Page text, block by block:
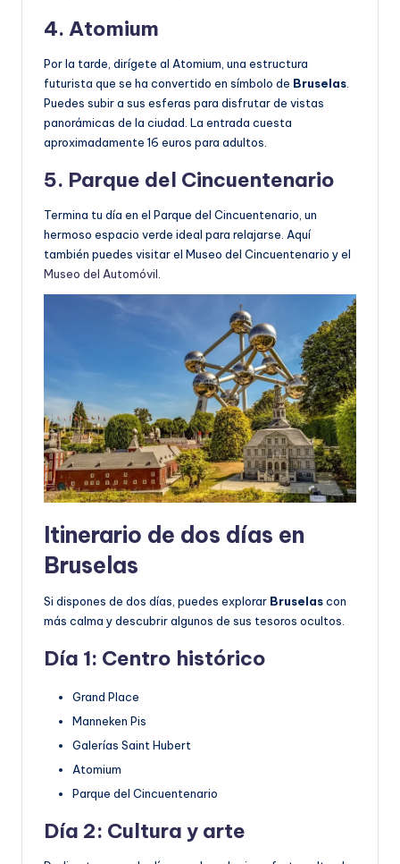
4. Atomium
Por la tarde, dirígete al Atomium, una estructura
futurista que se ha convertido en símbolo de Bruselas
Puedes subir a sus esferas para disfrutar de vistas
panorámicas de la ciudad. La entrada cuesta
aproximadamente 16 euros para adultos.
5. Parque del Cincuentenario
Termina tu día en el Parque del Cincuentenario, un
hermoso espacio verde ideal para relajarse. Aquí
también puedes visitar el Museo del Cincuentenario y el
Museo del Automóvil
Itinerario de dos días en
Bruselas
Si dispones de dos días, puedes explorar Bruselascon
más calma y descubrir algunos de sus tesoros ocultos.
Día 1: Centro histórico
Grand Place
Manneken Pis
Galerías Saint Hubert
Atomium
Parque del Cincuentenario
Día 2: Cultura y arte